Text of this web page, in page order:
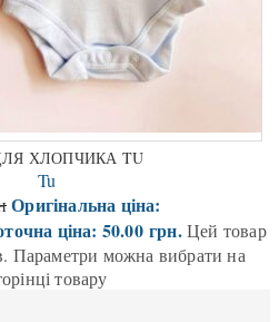
ХЛОПЧИКА TU
Tu
Оригінальна ціна:
ціна: 50.00 грн. Цей товар
Параметри можна вибрати на
товару